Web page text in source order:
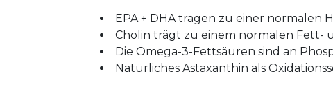
EPA + DHA tragen zu einer normalen
Cholin trägt zu einem normalen Fett-
Die Omega-3-Fettsäuren sind an
Natürliches Astaxanthin als